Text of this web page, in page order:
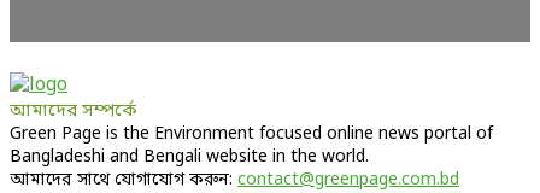
আমাদের সম্পর্কে
Green Page is the Environment focused online news portal of
Bangladeshi and Bengali website in the world.
আমাদের সাথে যোগাযোগ করুন: contact@greenpage.com.bd